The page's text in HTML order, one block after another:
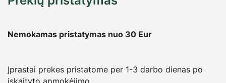
Nemokamas pristatymas nuo 30 Eur
Įprastai prekes pristatome per 1-3 darbo dienas po
įskaityto apmokėjimo.